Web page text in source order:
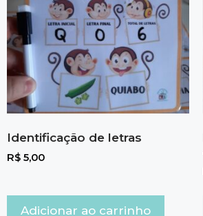
Identificação de letras
R$ 5,00
Adicionar ao carrinho